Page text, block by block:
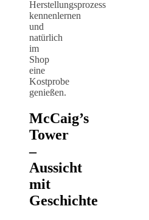
Herstellungsprozess
kennenlernen
und
natürlich
im
Shop
eine
Kostprobe
genießen.
McCaig’s
Tower
–
Aussicht
mit
Geschichte